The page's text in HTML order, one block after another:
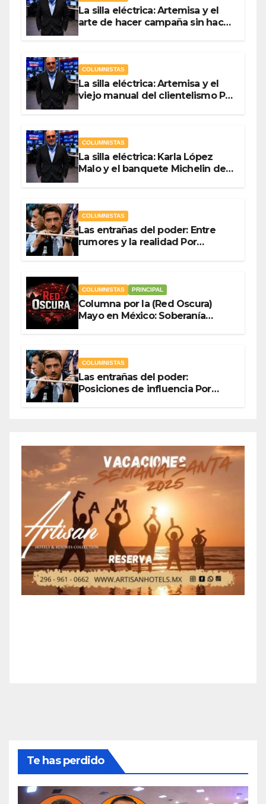
La silla eléctrica: Artemisa y el
arte de hacer campaña sin hacer
COLUMNISTAS
La silla eléctrica: Artemisa y el
viejo manual del clientelismo Por
COLUMNISTAS
La silla eléctrica: Karla López
Malo y el banquete Michelin del
COLUMNISTAS
Las entrañas del poder: Entre
rumores y la realidad Por
COLUMNISTAS PRINCIPAL
Columna por la (Red Oscura)
Mayo en México: Soberanía
COLUMNISTAS
Las entrañas del poder:
Posiciones de influencia Por
Te has perdido